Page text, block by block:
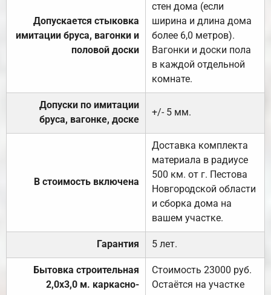
Допускается стыковка
имитации бруса, вагонки и
половой доски
стен дома (если
ширина и длина дома
более 6,0 метров).
Вагонки и доски пола
в каждой отдельной
комнате.
Допуски по имитации
бруса, вагонке, доске
+/- 5 мм.
В стоимость включена
Доставка комплекта
материала в радиусе
500 км. от г. Пестова
Новгородской области
и сборка дома на
вашем участке.
Гарантия 5 лет.
Бытовка строительная
2,0х3,0 м. каркасно-
Стоимость 23000 руб.
Остаётся на участке